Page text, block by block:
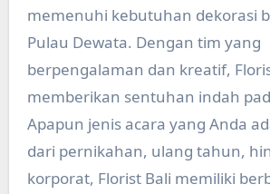
memenuhi kebutuhan dekorasi
Pulau Dewata. Dengan tim yang
berpengalaman dan kreatif,
memberikan sentuhan indah
Apapun jenis acara yang Anda
dari pernikahan, ulang tahun,
korporat, Florist Bali memiliki